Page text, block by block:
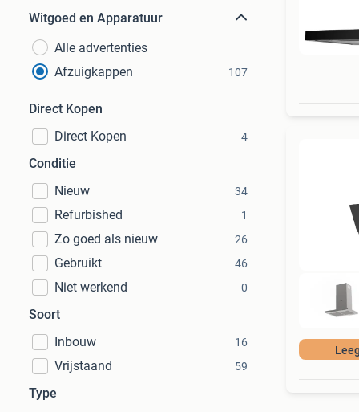
Witgoed en Apparatuur
Alle advertenties
Afzuigkappen
107
Direct Kopen
Direct Kopen
4
Conditie
Nieuw
34
Refurbished 1
Zo goed als nieuw 26
Gebruikt 46
Niet werkend 0
Soort
Inbouw
16
Vrijstaand 59
Type